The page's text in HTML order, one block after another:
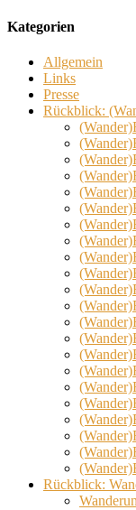
Kategorien
Allgemein
Links
Presse
Rückblick:
Rückblick: